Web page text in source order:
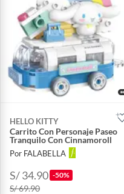
HELLO KITTY
Carrito Con Personaje Paseo
Tranquilo Con Cinnamoroll
Por FALABELLA
S/ 34.90 -50%
S/ 69.90